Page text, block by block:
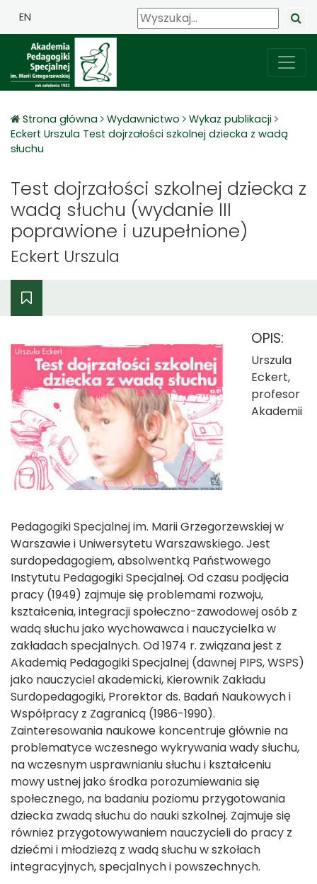
EN
Strona główna Wydawnictwo
Wykaz publikacji
Eckert Urszula Test dojrzałości szkolnej dziecka z wadą
słuchu
Test dojrzałości szkolnej dziecka z
wadą słuchu (wydanie III
poprawione i uzupełnione)
Eckert Urszula
OPIS:
Urszula
Eckert,
profesor
Akademii
Pedagogiki Specjalnej im. Marii Grzegorzewskiej w
Warszawie i Uniwersytetu Warszawskiego. Jest
surdopedagogiem, absolwentką Państwowego
Instytutu Pedagogiki Specjalnej. Od czasu podjęcia
pracy (1949) zajmuje się problemami rozwoju,
kształcenia, integracji społeczno-zawodowej osób z
wadą słuchu jako wychowawca i nauczycielka w
zakładach specjalnych. Od 1974 r. związana jest z
Akademią Pedagogiki Specjalnej (dawnej PIPS, WSPS)
jako nauczyciel akademicki, Kierownik Zakładu
Surdopedagogiki, Prorektor ds. Badań Naukowych i
Współpracy z Zagranicą (1986-1990).
Zainteresowania naukowe koncentruje głównie na
problematyce wczesnego wykrywania wady słuchu,
na wczesnym usprawnianiu słuchu i kształceniu
mowy ustnej jako środka porozumiewania się
społecznego, na badaniu poziomu przygotowania
dziecka zwadą słuchu do nauki szkolnej. Zajmuje się
również przygotowywaniem nauczycieli do pracy z
dziećmi i młodzieżą z wadą słuchu w szkołach
integracyjnych, specjalnych i powszechnych.